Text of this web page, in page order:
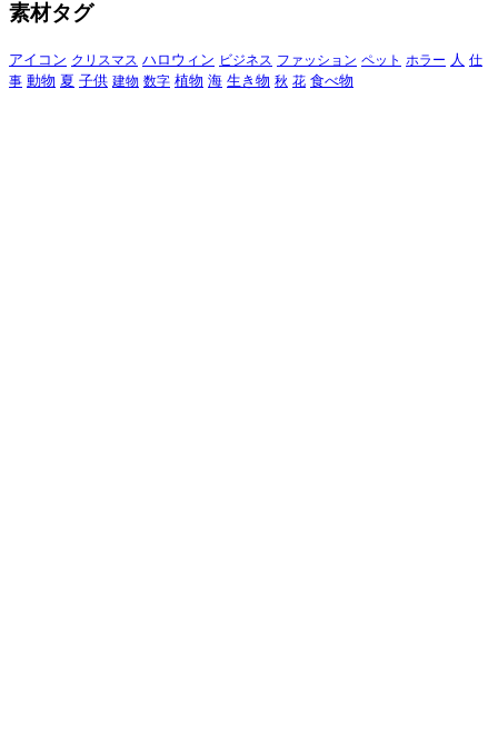
素材タグ
アイコン クリスマス ハロウィン ビジネス ファッション ペット ホラー 人 仕
事 動物 夏 子供 建物 数字 植物 海 生き物 秋 花 食べ物